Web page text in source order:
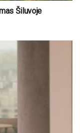
Šiluvoje